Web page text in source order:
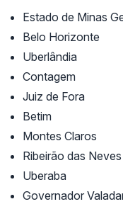
Estado de Minas
Belo Horizonte
Uberlândia
Contagem
Juiz de Fora
Betim
Montes Claros
Ribeirão das Neves
Uberaba
Governador